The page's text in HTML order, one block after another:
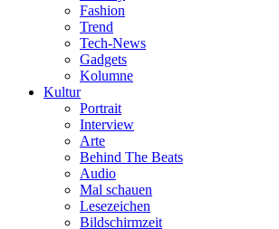
Fashion
Trend
Tech-News
Gadgets
Kolumne
Kultur
Portrait
Interview
Arte
Behind The Beats
Audio
Mal schauen
Lesezeichen
Bildschirmzeit